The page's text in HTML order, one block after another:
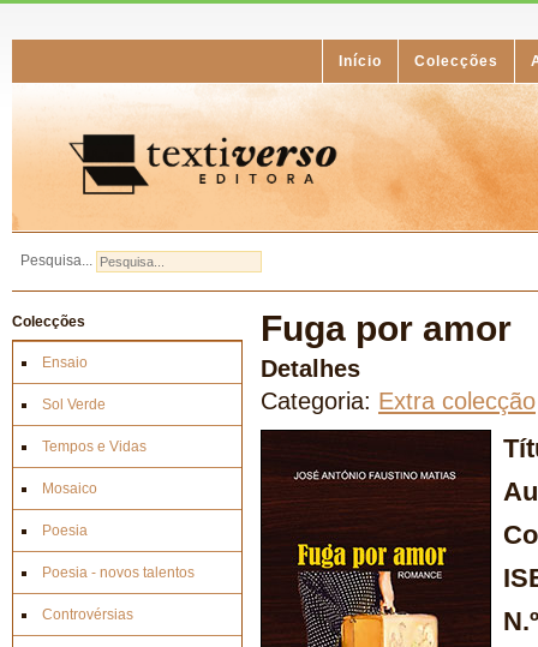
Início Colecções
Pesquisa...
Colecções
Ensaio
Sol Verde
Tempos e Vidas
Mosaico
Poesia
Poesia - novos talentos
Controvérsias
Fuga por amor
Detalhes
Categoria: Extra colecção